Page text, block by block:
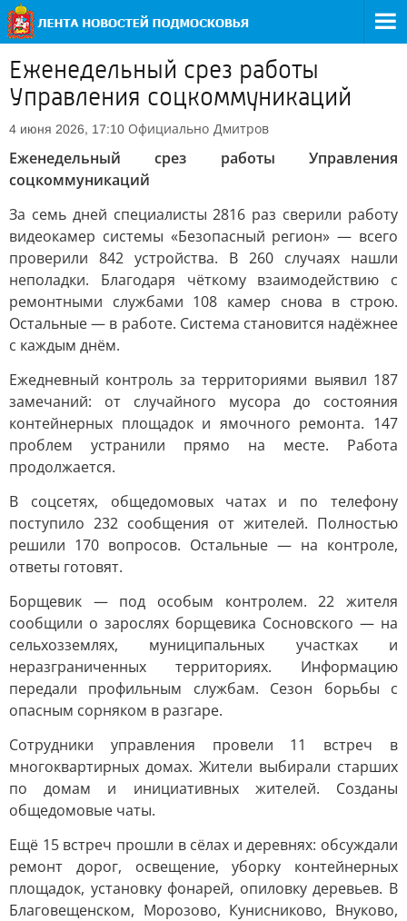
Еженедельный срез работы
Управления соцкоммуникаций
4 июня 2026, 17:10 Официально Дмитров
Еженедельный срез работы Управления
соцкоммуникаций
За семь дней специалисты 2816 раз сверили работу
видеокамер системы «Безопасный регион» — всего
проверили 842 устройства. В 260 случаях нашли
неполадки. Благодаря чёткому взаимодействию с
ремонтными службами 108 камер снова в строю.
Остальные — в работе. Система становится надёжнее
с каждым днём.
Ежедневный контроль за территориями выявил 187
замечаний: от случайного мусора до состояния
контейнерных площадок и ямочного ремонта. 147
проблем устранили прямо на месте. Работа
продолжается.
В соцсетях, общедомовых чатах и по телефону
поступило 232 сообщения от жителей. Полностью
решили 170 вопросов. Остальные — на контроле,
ответы готовят.
Борщевик — под особым контролем. 22 жителя
сообщили о зарослях борщевика Сосновского — на
сельхозземлях, муниципальных участках и
неразграниченных территориях. Информацию
передали профильным службам. Сезон борьбы с
опасным сорняком в разгаре.
Сотрудники управления провели 11 встреч в
многоквартирных домах. Жители выбирали старших
по домам и инициативных жителей. Созданы
общедомовые чаты.
Ещё 15 встреч прошли в сёлах и деревнях: обсуждали
ремонт дорог, освещение, уборку контейнерных
площадок, установку фонарей, опиловку деревьев. В
Благовещенском, Морозово, Кунисниково, Внуково,